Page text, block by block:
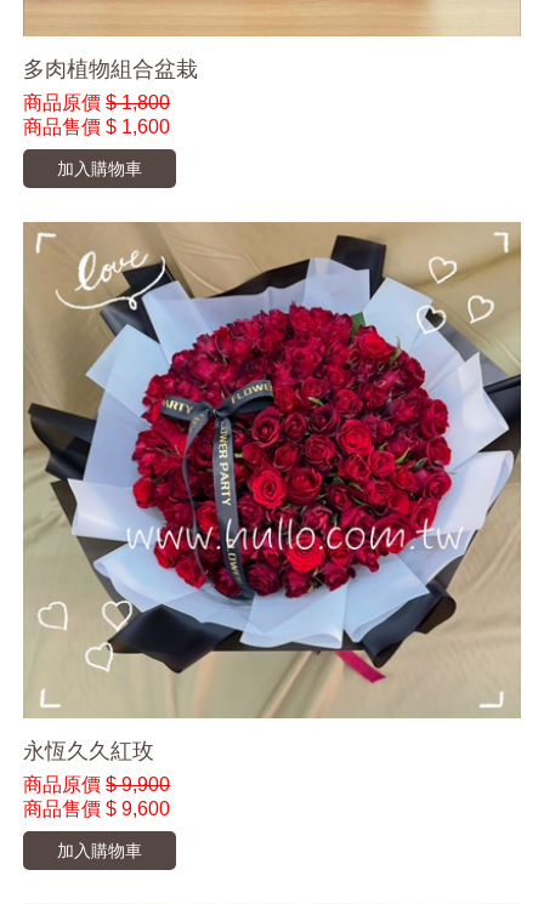
多肉植物組合盆栽
商品原價 $ 1,800
商品售價 $ 1,600
加入購物車
永恆久久紅玫
商品原價 $ 9,900
商品售價 $ 9,600
加入購物車